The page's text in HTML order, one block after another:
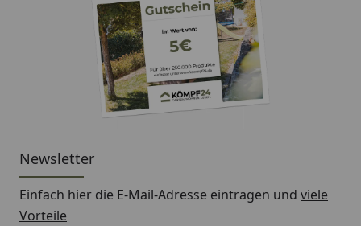
Newsletter
Einfach hier die E-Mail-Adresse eintragen und viele
Vorteile